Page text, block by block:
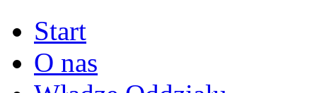
Start
O nas